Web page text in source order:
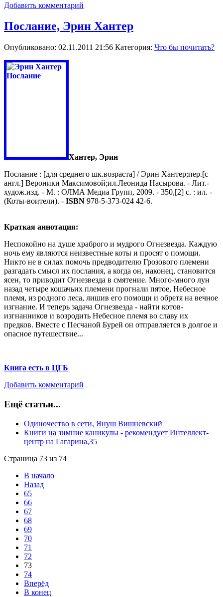
Добавить комментарий
Послание, Эрин Хантер
Опубликовано: 02.11.2011 21:56 Категория: Что бы почитать?
Хантер, Эрин
Послание : [для среднего шк.возраста] / Эрин Хантер;пер.[с
англ.] Вероники Максимовой;ил.Леонида Насырова. - Лит.-
худож.изд. - М. : ОЛМА Медиа Групп, 2009. - 350,[2] с. : ил. -
(Коты-воители). - ISBN 978-5-373-024 42-6.
Краткая аннотация:
Неспокойно на душе храброго и мудрого Огнезвезда. Каждую
ночь ему являются неизвестные коты и просят о помощи.
Никто не в силах помочь предводителю Грозового племени
разгадать смысл их послания, а когда он, наконец, становится
ясен, то приводит Огнезвезда в смятение. Много-много лун
назад четыре кошачьих племени прогнали пятое, Небесное
племя, из родного леса, лишив его помощи и обретя на вечное
изгнание. И теперь задача Огнезвезда - найти котов-
изгнанников и возродить Небесное племя во славу их
предков. Вместе с Песчаной Бурей он отправляется в долгое и
опасное путешествие...
Книга есть в ЦГБ
Добавить комментарий
Ещё статьи...
Одиночество в сети, Януш Вишневский
Книги на зимние каникулы - рекомендует Интеллект-
центр на Гагарина,35
Страница 73 из 74
В начало
Назад
65
66
67
68
69
70
71
72
73
74
Вперёд
В конец